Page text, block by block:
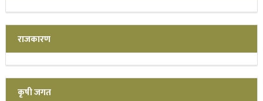
राजकारण
कृषी जगत